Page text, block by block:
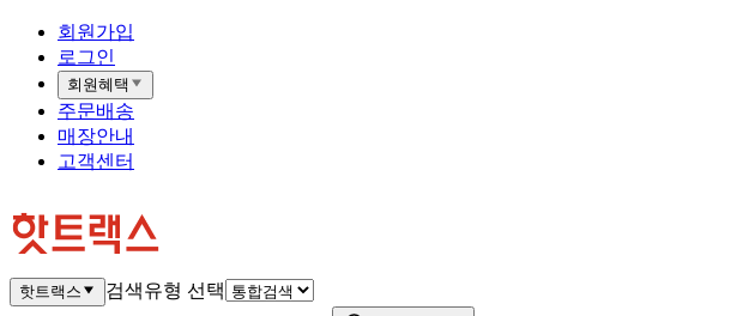
회원가입
로그인
회원혜택
주문배송
매장안내
고객센터
핫트랙스 검색유형 선택